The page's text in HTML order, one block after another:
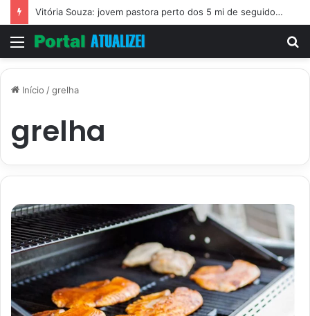
Vitória Souza: jovem pastora perto dos 5 mi de seguidores na web
Menu
Início /grelha
grelha